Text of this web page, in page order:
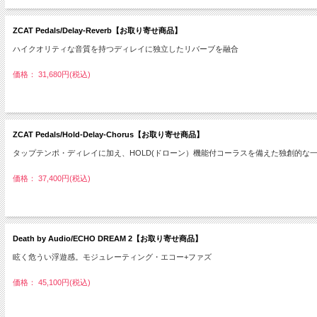
ZCAT Pedals/Delay-Reverb【お取り寄せ商品】
ハイクオリティな音質を持つディレイに独立したリバーブを融合
価格： 31,680円(税込)
ZCAT Pedals/Hold-Delay-Chorus【お取り寄せ商品】
タップテンポ・ディレイに加え、HOLD(ドローン）機能付コーラスを備えた独創的な
価格： 37,400円(税込)
Death by Audio/ECHO DREAM 2【お取り寄せ商品】
眩く危うい浮遊感。モジュレーティング・エコー+ファズ
価格： 45,100円(税込)